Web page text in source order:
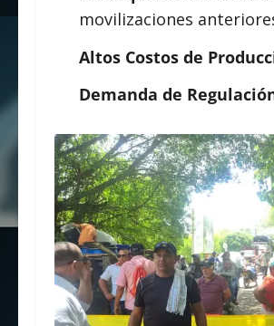
movilizaciones
Altos Costos de
Demanda de